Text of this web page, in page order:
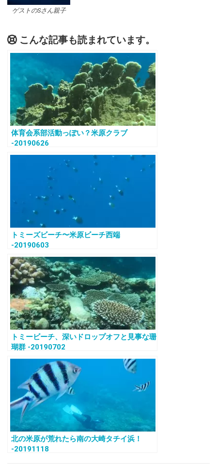
ゲストのSさん親子
こんな記事も読まれています。
体育会系部活動っぽい？米原クラブ
-20190626
トミーズビーチ〜米原ビーチ西端
-20190603
トミービーチ、深いドロップオフと見事な珊
瑚群 -20190702
北の米原が荒れたら南の大崎タチイ浜！
-20191118